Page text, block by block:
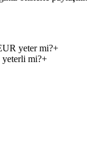
yeter mi?+
yeterli mi?+